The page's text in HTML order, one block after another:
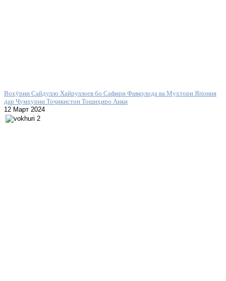
Вохӯрии Сайдулло Хайруллоев бо Сафири Фавқулода ва Мухтори Япония
дар Ҷумҳурии Тоҷикистон Тошиҳиро Аики
12 Март 2024